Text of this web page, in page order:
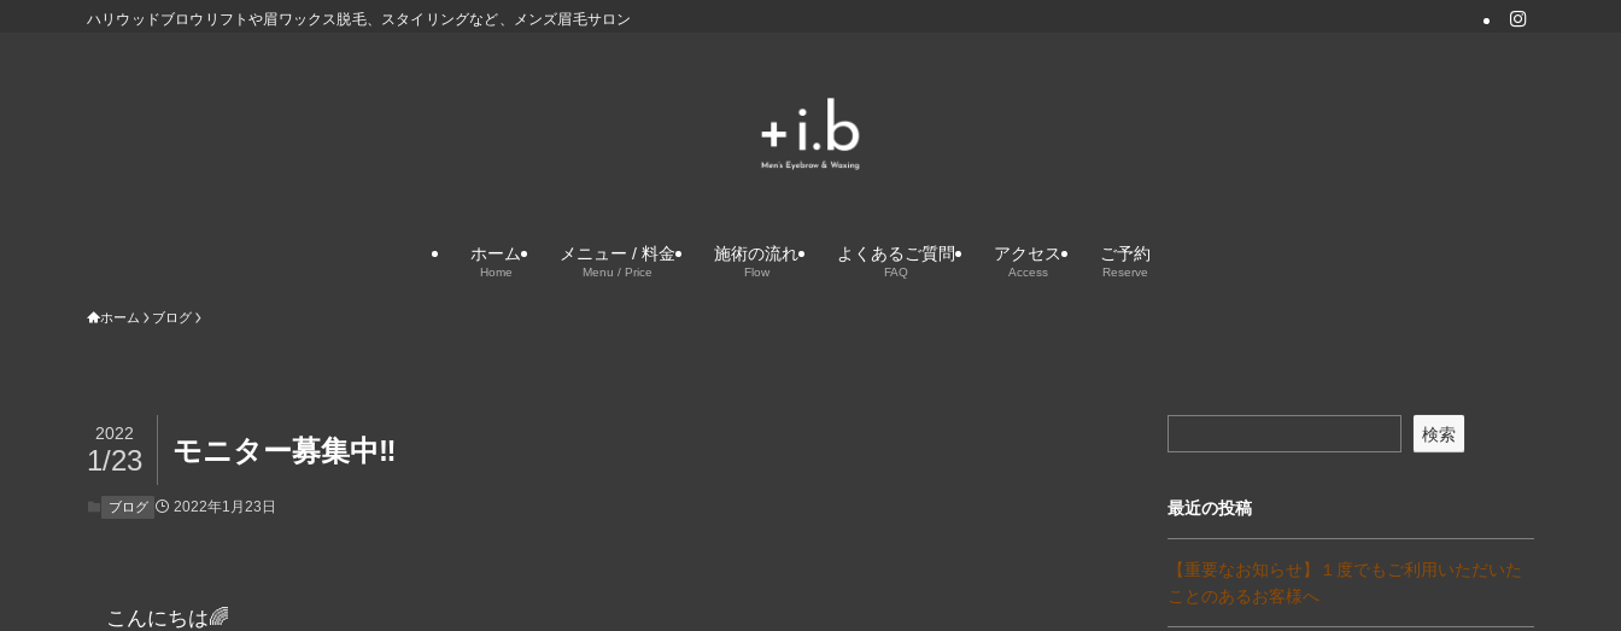
ハリウッドブロウリフトや眉ワックス脱毛、スタイリングなど、メンズ眉毛サロン
ホーム
Home
メニュー / 料金
Menu / Price
施術の流れ
Flow
よくあるご質問
FAQ
アクセス
Access
ご予約
Reserve
ホーム ブログ
モニター募集中‼️
2022
1/23
ブログ 2022年1月23日
こんにちは🌈
検索
最近の投稿
【重要なお知らせ】１度でもご利用いただいた
ことのあるお客様へ